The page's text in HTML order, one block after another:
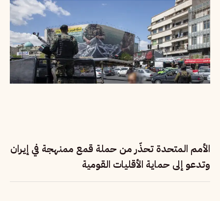
الأمم المتحدة تحذّر من حملة قمع ممنهجة في إيران
وتدعو إلى حماية الأقليات القومية